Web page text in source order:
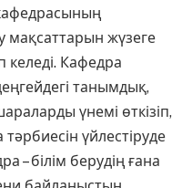
жүзеге
келеді. Кафедра
танымдық,
үнемі өткізіп,
үйлестіруде
– білім берудің ғана